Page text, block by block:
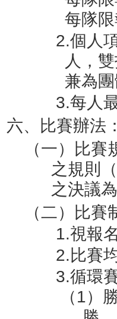
每隊
2.個人
人，
兼為
3.每人
六、比賽辦法
（一）比
之規則
之決議
（二）比賽
1.視報
2.比賽
3.循環
（1）